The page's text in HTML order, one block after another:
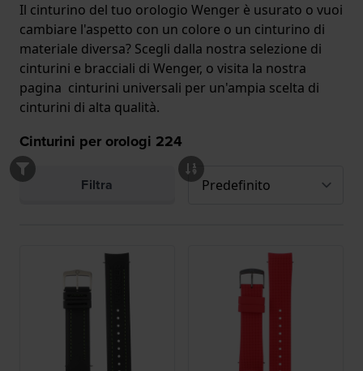
Il cinturino del tuo orologio Wenger è usurato o vuoi
cambiare l'aspetto con un colore o un cinturino di
materiale diversa? Scegli dalla nostra selezione di
cinturini e bracciali di Wenger, o visita la nostra
pagina cinturini universali per un'ampia scelta di
cinturini di alta qualità.
Cinturini per orologi 224
Filtra